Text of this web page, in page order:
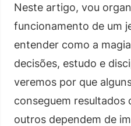
Neste artigo, vou
funcionamento de um
entender como a
decisões, estudo e
veremos por que
conseguem resultados
outros dependem de